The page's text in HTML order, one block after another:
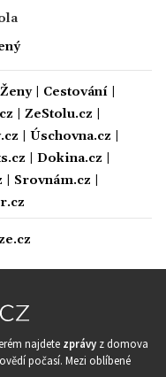
Ženy| Cestování|
ZeStolu.cz
Úschovna.cz
Dokina.cz
Srovnám.cz
najdete zprávy z domova
počasí. Mezi oblíbené